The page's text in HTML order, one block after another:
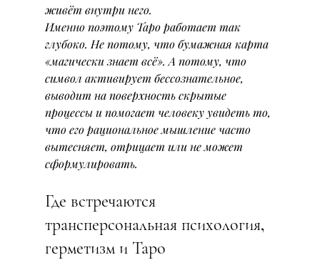
живёт внутри него.
Именно поэтому Таро работает так
глубоко. Не потому, что бумажная карта
«магически знает всё». А потому, что
символ активирует бессознательное,
выводит на поверхность скрытые
процессы и помогает человеку увидеть то,
что его рациональное мышление часто
вытесняет, отрицает или не может
сформулировать.
Где встречаются
трансперсональная психология,
герметизм и Таро